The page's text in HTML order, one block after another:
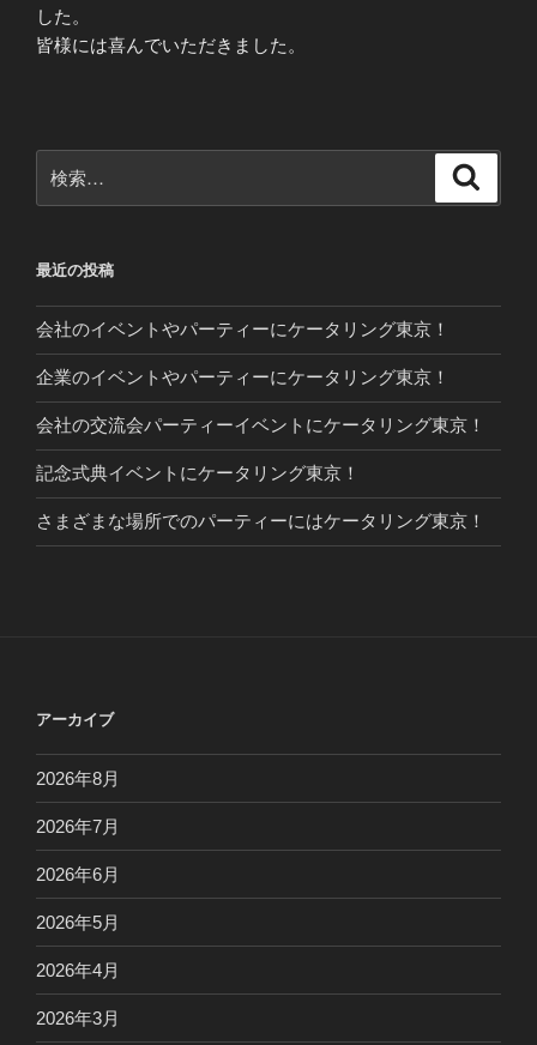
した。
皆様には喜んでいただきました。
索:
最近の投稿
会社のイベントやパーティーにケータリング東京！
企業のイベントやパーティーにケータリング東京！
会社の交流会パーティーイベントにケータリング東京！
記念式典イベントにケータリング東京！
さまざまな場所でのパーティーにはケータリング東京！
アーカイブ
2026年8月
2026年7月
2026年6月
2026年5月
2026年4月
2026年3月